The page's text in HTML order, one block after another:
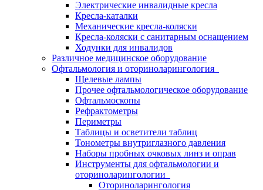
Электрические инвалидные кресла
Кресла-каталки
Механические кресла-коляски
Кресла-коляски с санитарным оснащением
Ходунки для инвалидов
Различное медицинское оборудование
Офтальмология и оториноларингология
Щелевые лампы
Прочее офтальмологическое оборудование
Офтальмоскопы
Рефрактометры
Периметры
Таблицы и осветители таблиц
Тонометры внутриглазного давления
Наборы пробных очковых линз и оправ
Инструменты для офтальмологии и
оториноларингологии
Оториноларингология